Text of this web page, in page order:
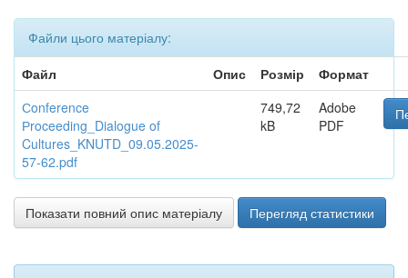
Файли цього матеріалу:
Файл
Опис Розмір
Формат
Сonference
Рroceeding_Dialogue of
Cultures_KNUTD_09.05.2025-
57-62.pdf
749,72
kB
Adobe
PDF
Показати повний опис матеріалу Перегляд статистики